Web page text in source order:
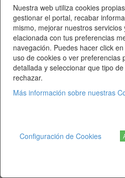
Recuérdame
Entrar
¿Ha olvidado su contraseña?
Telematel S.L.
Nuestra web utiliza cookies
gestionar el portal, recabar
mismo, mejorar nuestros
elacionada con tus preferencias
navegación. Puedes hacer click
uso de cookies o ver preferencias
detallada y seleccionar que tipo
rechazar.
Más información sobre nuestras
Configuración de Cookies